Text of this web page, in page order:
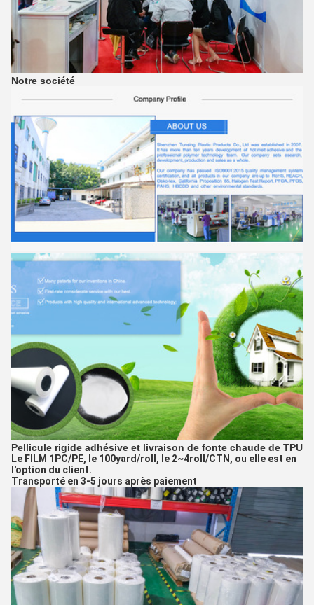
Notre société
Pellicule rigide adhésive et livraison de fonte chaude de TPU
Le FILM 1PC/PE, le 100yard/roll, le 2~4roll/CTN, ou elle est en
l'option du client.
Transporté en 3-5 jours après paiement